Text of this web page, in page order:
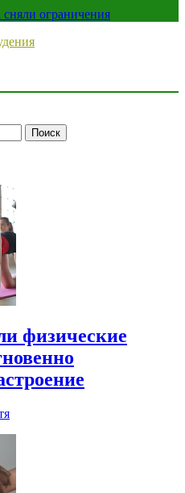
ограничения
физические